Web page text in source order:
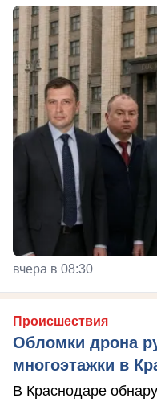
вчера в 08:30
Происшествия
Обломки дрона
многоэтажки в
В Краснодаре